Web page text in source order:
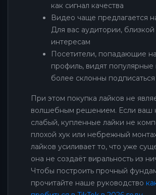
как сигнал качества
Видео чаще предлагается
Для вас аудитории,
интересам
Посетители, попадающие
профиль, видят популярные
более склонны подписаться
При этом покупка лайков не
волшебным решением. Если ваш
слабый, купленные лайки не
плохой хук или небрежный
лайков усиливает то, что уже
она не создаёт виральность из
Чтобы построить прочный
прочитайте наше руководство